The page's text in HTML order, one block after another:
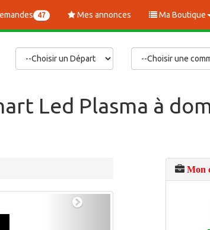
47 Mes annonces Ma Boutique
Led Plasma à
Mon